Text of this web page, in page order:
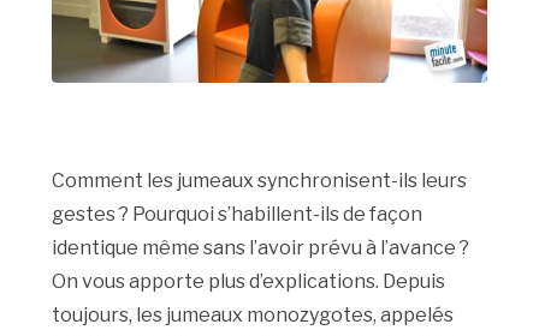
Comment les jumeaux synchronisent-ils leurs
gestes ? Pourquoi s’habillent-ils de façon
identique même sans l’avoir prévu à l’avance ?
On vous apporte plus d’explications. Depuis
toujours, les jumeaux monozygotes, appelés